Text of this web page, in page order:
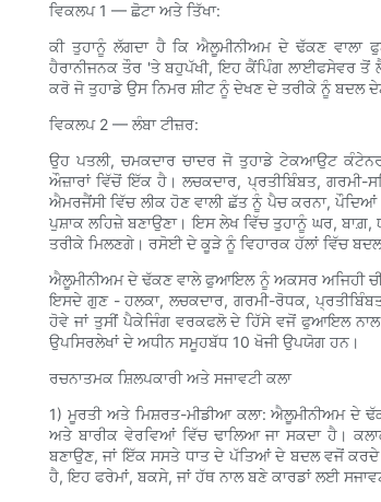
ਵਿਕਲਪ 1 — ਛੋਟਾ ਅਤੇ ਤਿੱਖਾ:
ਕੀ ਤੁਹਾਨੂੰ ਲੱਗਦਾ ਹੈ ਕਿ ਐਲੂਮੀਨੀਅਮ ਦੇ ਢੱਕਣ
ਹੈਰਾਨੀਜਨਕ ਤੌਰ 'ਤੇ ਬਹੁਪੱਖੀ, ਇਹ ਕੈਂਪਿੰਗ ਲਾਈਫਸੇਵਰ
ਕਰੋ ਜੋ ਤੁਹਾਡੇ ਉਸ ਨਿਮਰ ਸ਼ੀਟ ਨੂੰ ਦੇਖਣ ਦੇ ਤਰੀਕੇ ਨੂੰ
ਵਿਕਲਪ 2 — ਲੰਬਾ ਟੀਜ਼ਰ:
ਉਹ ਪਤਲੀ, ਚਮਕਦਾਰ ਚਾਦਰ ਜੋ ਤੁਹਾਡੇ ਟੇਕਆਉਟ
ਔਜ਼ਾਰਾਂ ਵਿੱਚੋਂ ਇੱਕ ਹੈ। ਲਚਕਦਾਰ, ਪ੍ਰਤੀਬਿੰਬਤ,
ਐਮਰਜੈਂਸੀ ਵਿੱਚ ਲੀਕ ਹੋਣ ਵਾਲੀ ਛੱਤ ਨੂੰ ਪੈਚ ਕਰਨਾ,
ਪੁਸ਼ਾਕ ਲਹਿਜ਼ੇ ਬਣਾਉਣਾ। ਇਸ ਲੇਖ ਵਿੱਚ ਤੁਹਾਨੂੰ ਘਰ,
ਤਰੀਕੇ ਮਿਲਣਗੇ। ਰਸੋਈ ਦੇ ਕੂੜੇ ਨੂੰ ਵਿਹਾਰਕ ਹੱਲਾਂ ਵਿੱਚ
ਐਲੂਮੀਨੀਅਮ ਦੇ ਢੱਕਣ ਵਾਲੇ ਫੁਆਇਲ ਨੂੰ ਅਕਸਰ ਅਜਿਹੀ
ਇਸਦੇ ਗੁਣ - ਹਲਕਾ, ਲਚਕਦਾਰ, ਗਰਮੀ-ਰੋਧਕ,
ਹੋਵੇ ਜਾਂ ਤੁਸੀਂ ਪੈਕੇਜਿੰਗ ਵਰਕਫਲੋ ਦੇ ਹਿੱਸੇ ਵਜੋਂ ਫੁਆਇਲ
ਉਪਸਿਰਲੇਖਾਂ ਦੇ ਅਧੀਨ ਸਮੂਹਬੱਧ 10 ਖੋਜੀ ਉਪਯੋਗ ਹਨ।
ਰਚਨਾਤਮਕ ਸ਼ਿਲਪਕਾਰੀ ਅਤੇ ਸਜਾਵਟੀ ਕਲਾ
1) ਮੂਰਤੀ ਅਤੇ ਮਿਸ਼ਰਤ-ਮੀਡੀਆ ਕਲਾ: ਐਲੂਮੀਨੀਅਮ ਦੇ
ਅਤੇ ਬਾਰੀਕ ਵੇਰਵਿਆਂ ਵਿੱਚ ਢਾਲਿਆ ਜਾ ਸਕਦਾ ਹੈ।
ਬਣਾਉਣ, ਜਾਂ ਇੱਕ ਸਸਤੇ ਧਾਤ ਦੇ ਪੱਤਿਆਂ ਦੇ ਬਦਲ ਵਜੋਂ ਕਰਦੇ
ਹੈ, ਇਹ ਫਰੇਮਾਂ, ਬਕਸੇ, ਜਾਂ ਹੱਥ ਨਾਲ ਬਣੇ ਕਾਰਡਾਂ ਲਈ